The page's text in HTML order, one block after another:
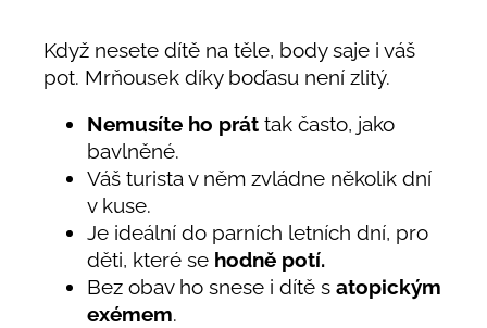
Když nesete dítě na těle, body saje i váš
pot. Mrňousek díky boďasu není zlitý.
Nemusíte ho prát tak často, jako
bavlněné.
Váš turista v něm zvládne několik dní
v kuse.
Je ideální do parních letních dní, pro
děti, které se hodně potí.
Bez obav ho snese i dítě s atopickým
exémem.